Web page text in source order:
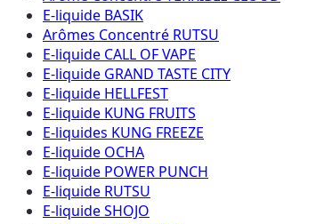
E-liquide BASIK
Arômes Concentré RUTSU
E-liquide CALL OF VAPE
E-liquide GRAND TASTE CITY
E-liquide HELLFEST
E-liquide KUNG FRUITS
E-liquides KUNG FREEZE
E-liquide OCHA
E-liquide POWER PUNCH
E-liquide RUTSU
E-liquide SHOJO